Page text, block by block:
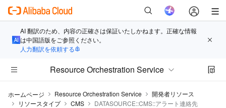
AI 翻訳のため、内容の正確さは保証いたしかねます。正確な情報
は中国語版をご参照ください。
人力翻訳を依頼する
Resource Orchestration Service
ホームページ Resource Orchestration Service
開発者リソース
リソースタイプ
CMS DATASOURCE::CMS::アラート連絡先